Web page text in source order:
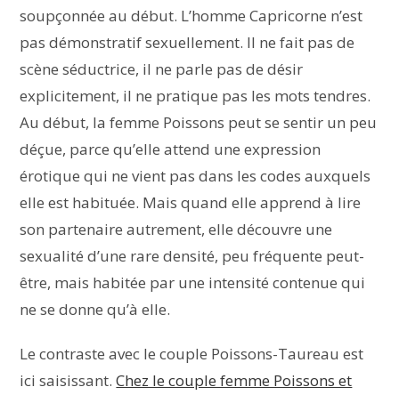
soupçonnée au début. L’homme Capricorne n’est
pas démonstratif sexuellement. Il ne fait pas de
scène séductrice, il ne parle pas de désir
explicitement, il ne pratique pas les mots tendres.
Au début, la femme Poissons peut se sentir un peu
déçue, parce qu’elle attend une expression
érotique qui ne vient pas dans les codes auxquels
elle est habituée. Mais quand elle apprend à lire
son partenaire autrement, elle découvre une
sexualité d’une rare densité, peu fréquente peut-
être, mais habitée par une intensité contenue qui
ne se donne qu’à elle.
Le contraste avec le couple Poissons-Taureau est
ici saisissant.Chez le couple femme Poissons et